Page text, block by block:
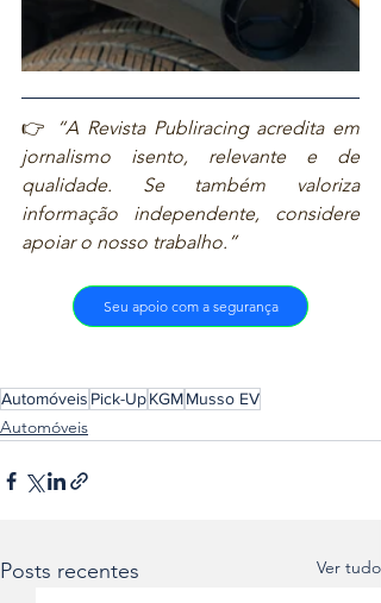
👉
“A Revista Publiracing acredita em
jornalismo isento, relevante e de
qualidade. Se também valoriza
informação independente, considere
apoiar o nosso trabalho.”
Seu apoio com a segurança
Automóveis Pick-UpKGMMusso EV
Automóveis
Posts recentes Ver tudo